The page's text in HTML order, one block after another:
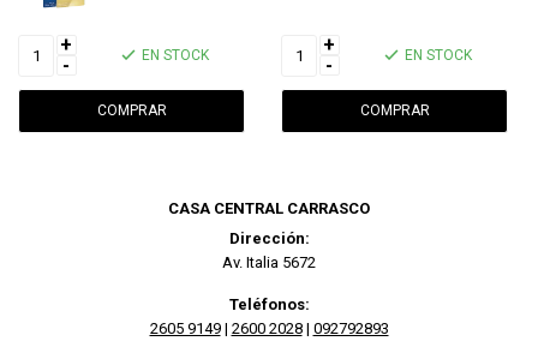
+
-
EN STOCK
+
-
EN STOCK
CASA CENTRAL CARRASCO
Dirección:
Av. Italia 5672
Teléfonos:
2605 9149| 2600 2028| 092792893